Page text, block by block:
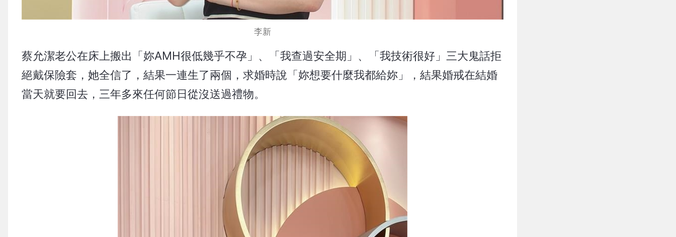
李新
蔡允潔老公在床上搬出「妳AMH很低幾乎不孕」、「我查過安全期」、「我技術很好」三大鬼話拒
絕戴保險套，她全信了，結果一連生了兩個，求婚時說「妳想要什麼我都給妳」，結果婚戒在結婚
當天就要回去，三年多來任何節日從沒送過禮物。